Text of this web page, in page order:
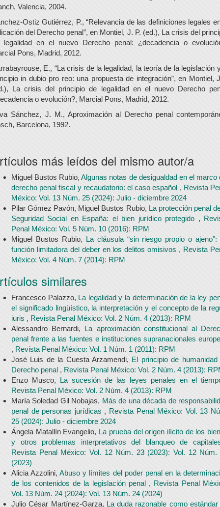
Valencia, 2004.
Ostiz Gutiérrez, P., “Relevancia de las definiciones legales
del Derecho penal”, en Montiel, J. P. (ed.), La crisis del
legalidad en el nuevo Derecho penal: ¿decadencia o
Pons, Madrid, 2012.
E., “La crisis de la legalidad, la teoría de la legislación
in dubio pro reo: una propuesta de integración”, en Montiel,
La crisis del principio de legalidad en el nuevo Derecho
o evolución?, Marcial Pons, Madrid, 2012.
Sánchez, J. M., Aproximación al Derecho penal
Barcelona, 1992.
más leídos del mismo autor/a
Miguel Bustos Rubio,Algunas notas de desigualdad en el marco
derecho penal fiscal y recaudatorio: el caso español , Revista
México: Vol. 13 Núm. 25 (2024): Julio - diciembre 2024
Pilar Gómez Pavón, Miguel Bustos Rubio, La protección penal
Seguridad Social en España: el bien jurídico protegido ,
Penal México: Vol. 5 Núm. 10 (2016): RPM
Miguel Bustos Rubio, La cláusula “sin riesgo propio o ajeno”:
función limitadora del deber en los delitos omisivos , Revista
México: Vol. 4 Núm. 7 (2014): RPM
similares
Francesco Palazzo, La legalidad y la determinación de la ley
el significado lingüístico, la interpretación y el concepto de la
iuris , Revista Penal México: Vol. 2 Núm. 4 (2013): RPM
Alessandro Bernardi, La aproximación constitucional al
penal frente a las fuentes e instituciones supranacionales
, Revista Penal México: Vol. 1 Núm. 1 (2011): RPM
José Luis de la Cuesta Arzamendi, El principio de humanidad
Derecho penal , Revista Penal México: Vol. 2 Núm. 4 (2013):
Enzo Musco, La sucesión de las leyes penales en el
Revista Penal México: Vol. 2 Núm. 4 (2013): RPM
María Soledad Gil Nobajas, Más de una década de
penal de personas jurídicas , Revista Penal México: Vol. 13
25 (2024): Julio - diciembre 2024
Ángela Matallín Evangelio, La prueba del origen ilícito de los
y otros problemas interpretativos del blanqueo de
Revista Penal México: Vol. 12 Núm. 23 (2023): Vol. 12 Núm.
(2023)
Alicia Azzolini,Abuso y límites del poder penal en la
de los contenidos de la legislación penal , Revista Penal
Vol. 13 Núm. 24 (2024): Vol. 13 Núm. 24 (2024)
Julio César Martínez-Garza, La duda razonable como estándar